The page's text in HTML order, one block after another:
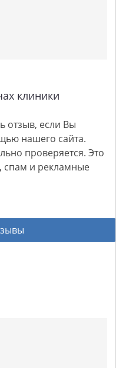
клиники
отзыв, если Вы
нашего сайта.
проверяется. Это
спам и рекламные